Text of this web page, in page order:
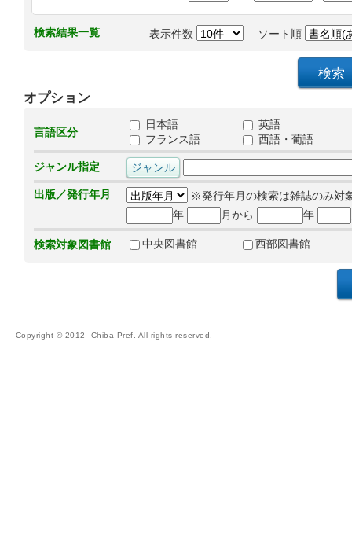
検索結果一覧 表示件数 ソート順
オプション
言語区分
日本語
英語
フランス語
西語・葡語
ジャンル指定
出版／発行年月
※発行年月の検索は雑誌のみ対
年
月から 年
検索対象図書館 中央図書館 西部図書館
Copyright © 2012- Chiba Pref. All rights reserved.